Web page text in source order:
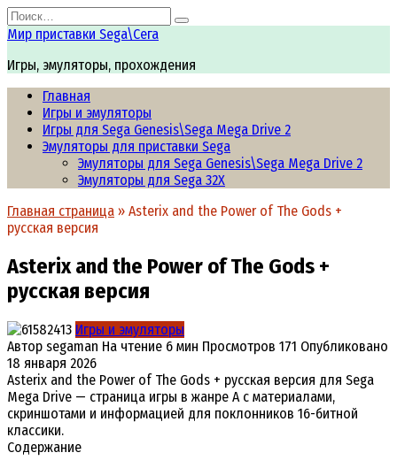
Перейти
к
содержанию
Search
for:
Мир приставки Sega\Сега
Игры, эмуляторы, прохождения
Главная
Игры и эмуляторы
Игры для Sega Genesis\Sega Mega Drive 2
Эмуляторы для приставки Sega
Эмуляторы для Sega Genesis\Sega Mega Drive 2
Эмуляторы для Sega 32X
Главная страница » Asterix and the Power of The Gods +
русская версия
Asterix and the Power of The Gods +
русская версия
Игры и эмуляторы
Автор segaman На чтение 6 мин Просмотров 171 Опубликовано
18 января 2026
Asterix and the Power of The Gods + русская версия для Sega
Mega Drive — страница игры в жанре A с материалами,
скриншотами и информацией для поклонников 16-битной
классики.
Содержание